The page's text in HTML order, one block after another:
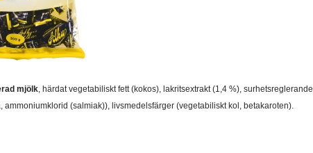
mjölk, härdat vegetabiliskt fett (kokos), lakritsextrakt (1,4 %), surhetsreglerande
ammoniumklorid (salmiak)), livsmedelsfärger (vegetabiliskt kol, betakaroten).